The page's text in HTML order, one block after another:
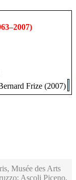
Frize (2007)
Musée des Arts
Ascoli Piceno,